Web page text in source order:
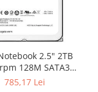
128M SATA3
SEAGATE
785,17 Lei